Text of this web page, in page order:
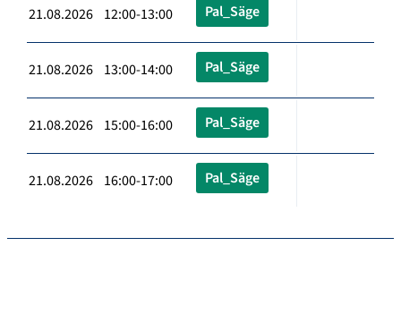
21.08.2026 12:00-13:00 Pal_Säge
21.08.2026 13:00-14:00 Pal_Säge
21.08.2026 15:00-16:00 Pal_Säge
21.08.2026 16:00-17:00 Pal_Säge